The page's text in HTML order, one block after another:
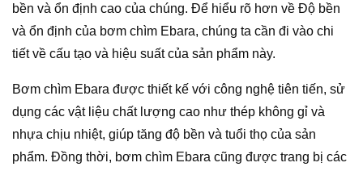
bền và ổn định cao của chúng. Để hiểu rõ hơn về Độ bền
và ổn định của bơm chìm Ebara, chúng ta cần đi vào chi
tiết về cấu tạo và hiệu suất của sản phẩm này.
Bơm chìm Ebara được thiết kế với công nghệ tiên tiến, sử
dụng các vật liệu chất lượng cao như thép không gỉ và
nhựa chịu nhiệt, giúp tăng độ bền và tuổi thọ của sản
phẩm. Đồng thời, bơm chìm Ebara cũng được trang bị các